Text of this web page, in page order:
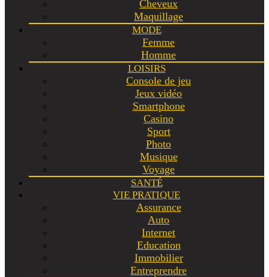
Cheveux
Maquillage
MODE
Femme
Homme
LOISIRS
Console de jeu
Jeux vidéo
Smartphone
Casino
Sport
Photo
Musique
Voyage
SANTÉ
VIE PRATIQUE
Assurance
Auto
Internet
Education
Immobilier
Entreprendre